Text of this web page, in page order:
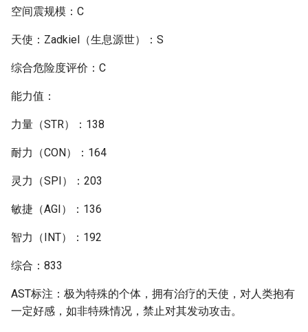
空间震规模：C
天使：Zadkiel（生息源世）：S
综合危险度评价：C
能力值：
力量（STR）：138
耐力（CON）：164
灵力（SPI）：203
敏捷（AGI）：136
智力（INT）：192
综合：833
AST标注：极为特殊的个体，拥有治疗的天使，对人类抱有
一定好感，如非特殊情况，禁止对其发动攻击。